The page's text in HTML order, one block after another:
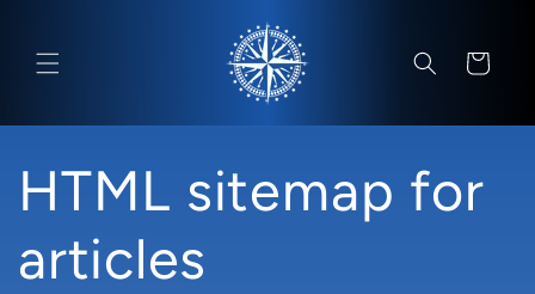
ー
HTML sitemap for
articles